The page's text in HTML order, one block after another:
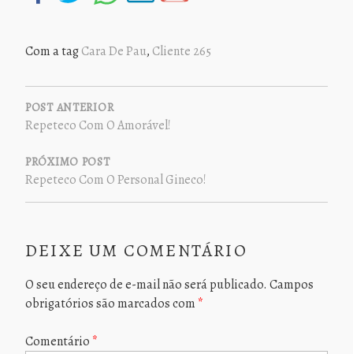
Com a tagCara De Pau, Cliente 265
NAVEGAÇÃO
DE
POST
POST ANTERIOR
Repeteco Com O Amorável!
PRÓXIMO POST
Repeteco Com O Personal Gineco!
DEIXE UM COMENTÁRIO
O seu endereço de e-mail não será publicado. Campos
obrigatórios são marcados com *
Comentário *